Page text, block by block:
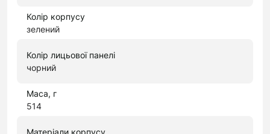
Колір корпусу
зелений
Колір лицьової панелі
чорний
Маса, г
514
Матеріали корпусу